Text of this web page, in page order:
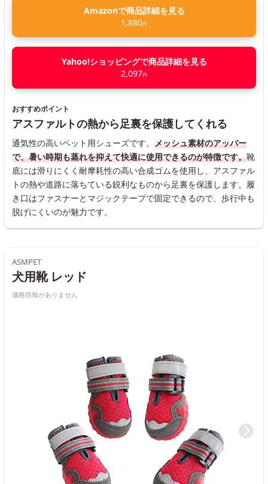
Amazonで商品詳細を見る
1,880円
Yahoo!ショッピングで商品詳細を見る
2,097円
おすすめポイント
アスファルトの熱から足裏を保護してくれる
通気性の高いペット用シューズです。 メッシュ素材のアッパー
で、暑い時期も蒸れを抑えて快適に使用できるのが特徴です。靴
底には滑りにくく耐摩耗性の高い合成ゴムを使用し、アスファル
トの熱や道路に落ちている鋭利なものから足裏を保護します。履
き口はファスナーとマジックテープで固定できるので、歩行中も
脱げにくいのが魅力です。
ASMPET
犬用靴 レッド
価格情報がありません